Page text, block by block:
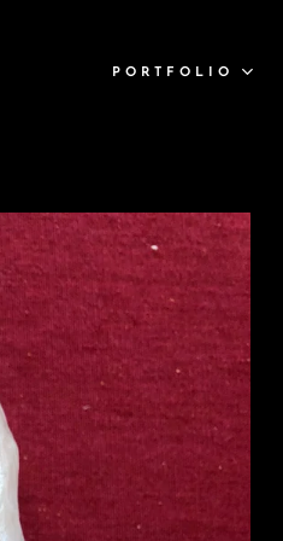
PORTFOLIO